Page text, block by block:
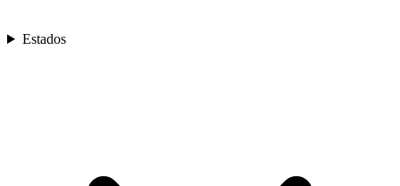
Estados